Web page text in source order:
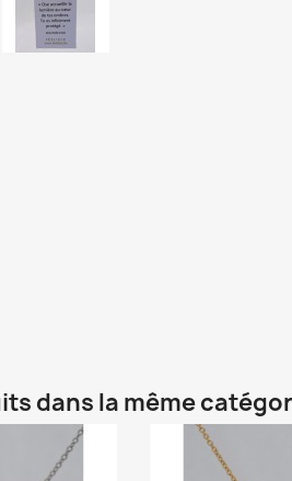
dans la même